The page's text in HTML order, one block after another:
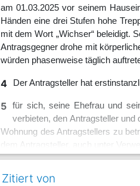
am 01.03.2025 vor seinem
Händen eine drei Stufen hohe
mit dem Wort „Wichser“ beleidigt.
Antragsgegner drohe mit
würden phasenweise täglich
4 Der Antragsteller hat
5
für sich, seine Ehefrau und
verbieten, den Antragsteller
Wohnung des Antragstellers zu
dem Antragsteller, auch unter
Zitiert von